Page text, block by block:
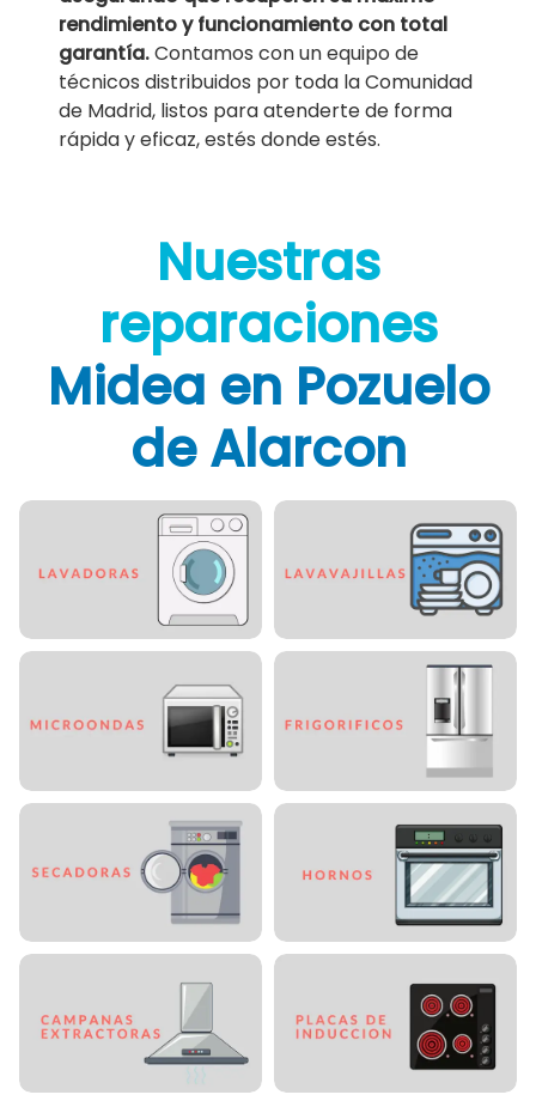
rendimiento y funcionamiento con total
garantía.Contamos con un equipo de
técnicos distribuidos por toda la Comunidad
de Madrid, listos para atenderte de forma
rápida y eficaz, estés donde estés.
Nuestras
reparaciones
Midea en Pozuelo
de Alarcon